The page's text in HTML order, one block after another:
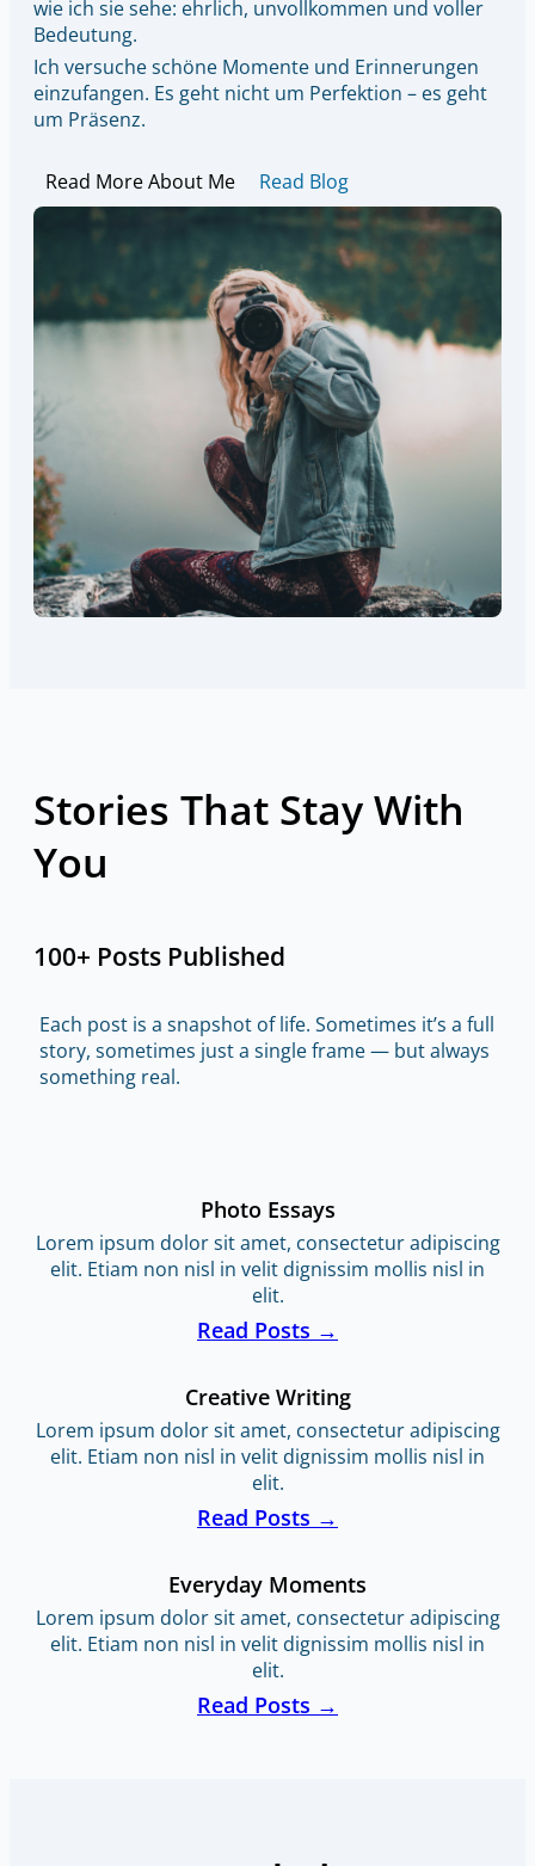
wie ich sie sehe: ehrlich, unvollkommen und voller
Bedeutung.
Ich versuche schöne Momente und Erinnerungen
einzufangen. Es geht nicht um Perfektion – es geht
um Präsenz.
Read More About Me Read Blog
Stories That Stay With
You
100+ Posts Published
Each post is a snapshot of life. Sometimes it’s a full
story, sometimes just a single frame — but always
something real.
Photo Essays
Lorem ipsum dolor sit amet, consectetur adipiscing
elit. Etiam non nisl in velit dignissim mollis nisl in
elit.
Read Posts →
Creative Writing
Lorem ipsum dolor sit amet, consectetur adipiscing
elit. Etiam non nisl in velit dignissim mollis nisl in
elit.
Read Posts →
Everyday Moments
Lorem ipsum dolor sit amet, consectetur adipiscing
elit. Etiam non nisl in velit dignissim mollis nisl in
elit.
Read Posts →